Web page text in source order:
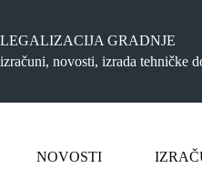
sadržaj
LEGALIZACIJA GRADNJE
izračuni, novosti, izrada tehničke
NOVOSTI